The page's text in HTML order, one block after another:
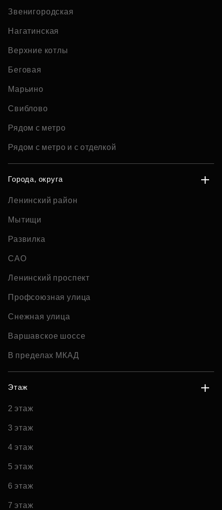
Звенигородская
Нагатинская
Верхние котлы
Беговая
Марьино
Свиблово
Рядом с метро
Рядом с метро и с отделкой
Города, округа
Ленинский район
Мытищи
Развилка
САО
Ленинский проспект
Профсоюзная улица
Снежная улица
Варшавское шоссе
В пределах МКАД
Этаж
2 этаж
3 этаж
4 этаж
5 этаж
6 этаж
7 этаж